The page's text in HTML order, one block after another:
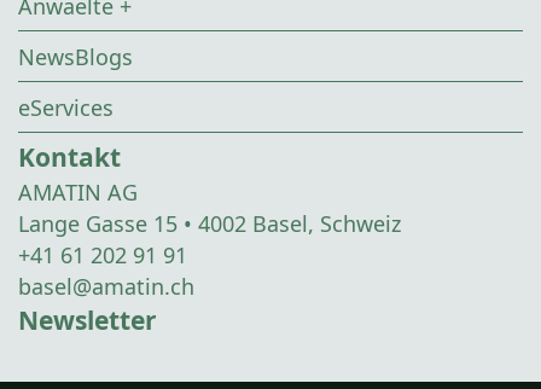
Anwaelte +
NewsBlogs
eServices
Kontakt
AMATIN AG
Lange Gasse 15 • 4002 Basel, Schweiz
+41 61 202 91 91
basel@amatin.ch
Newsletter